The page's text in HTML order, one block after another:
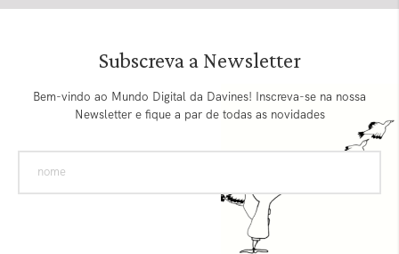
Subscreva a Newsletter
Bem-vindo ao Mundo Digital da Davines! Inscreva-se na nossa
Newsletter e fique a par de todas as novidades